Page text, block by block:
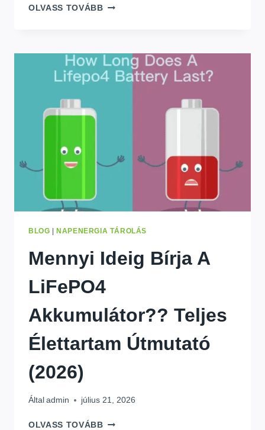
OLVASS TOVÁBB MIÉRT
A
NAPELEMEM??
OKAI
BLOG |NAPENERGIA TÁROLÁS
Mennyi Ideig Bírja A
LiFePO4
Akkumulátor?? Teljes
Élettartam Útmutató
(2026)
Által admin július 21, 2026
OLVASS TOVÁBB MENNYI